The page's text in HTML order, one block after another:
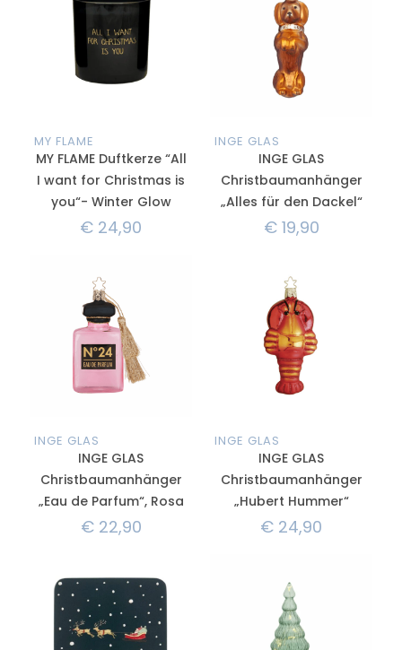
MY FLAME
MY FLAME Duftkerze “All
I want for Christmas is
you“- Winter Glow
€ 24,90
INGE GLAS
INGE GLAS
Christbaumanhänger
„Alles für den Dackel“
€19,90
INGE GLAS
INGE GLAS
Christbaumanhänger
„Eau de Parfum“, Rosa
€22,90
INGE GLAS
INGE GLAS
Christbaumanhänger
„Hubert Hummer“
€ 24,90